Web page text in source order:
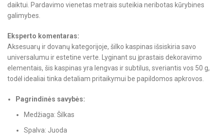
daiktui. Pardavimo vienetas metrais suteikia neribotas kūrybines
galimybes.
Eksperto komentaras:
Aksesuarų ir dovanų kategorijoje, šilko kaspinas išsiskiria savo
universalumu ir estetine verte. Lyginant su įprastais dekoravimo
elementais, šis kaspinas yra lengvas ir subtilus, sveriantis vos 50 g,
todėl idealiai tinka detaliam pritaikymui be papildomos apkrovos.
Pagrindinės savybės:
Medžiaga: Šilkas
Spalva: Juoda